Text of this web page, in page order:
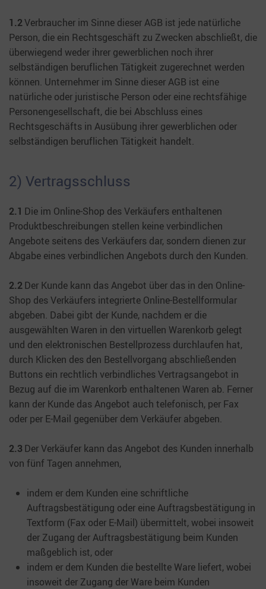
1.2Verbraucher im Sinne dieser AGB ist jede natürliche
Person, die ein Rechtsgeschäft zu Zwecken abschließt, die
überwiegend weder ihrer gewerblichen noch ihrer
selbständigen beruflichen Tätigkeit zugerechnet werden
können. Unternehmer im Sinne dieser AGB ist eine
natürliche oder juristische Person oder eine rechtsfähige
Personengesellschaft, die bei Abschluss eines
Rechtsgeschäfts in Ausübung ihrer gewerblichen oder
selbständigen beruflichen Tätigkeit handelt.
2) Vertragsschluss
2.1 Die im Online-Shop des Verkäufers enthaltenen
Produktbeschreibungen stellen keine verbindlichen
Angebote seitens des Verkäufers dar, sondern dienen zur
Abgabe eines verbindlichen Angebots durch den Kunden.
2.2Der Kunde kann das Angebot über das in den Online-
Shop des Verkäufers integrierte Online-Bestellformular
abgeben. Dabei gibt der Kunde, nachdem er die
ausgewählten Waren in den virtuellen Warenkorb gelegt
und den elektronischen Bestellprozess durchlaufen hat,
durch Klicken des den Bestellvorgang abschließenden
Buttons ein rechtlich verbindliches Vertragsangebot in
Bezug auf die im Warenkorb enthaltenen Waren ab. Ferner
kann der Kunde das Angebot auch telefonisch, per Fax
oder per E-Mail gegenüber dem Verkäufer abgeben.
2.3 Der Verkäufer kann das Angebot des Kunden innerhalb
von fünf Tagen annehmen,
indem er dem Kunden eine schriftliche
Auftragsbestätigung oder eine Auftragsbestätigung in
Textform (Fax oder E-Mail) übermittelt, wobei insoweit
der Zugang der Auftragsbestätigung beim Kunden
maßgeblich ist, oder
indem er dem Kunden die bestellte Ware liefert, wobei
insoweit der Zugang der Ware beim Kunden